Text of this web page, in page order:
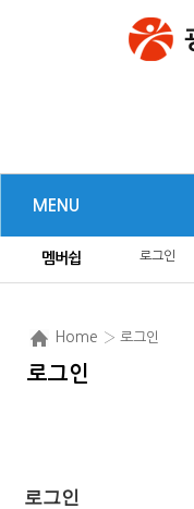
MENU
멤버쉽 로그인
Home › 로그인
로그인
로그인